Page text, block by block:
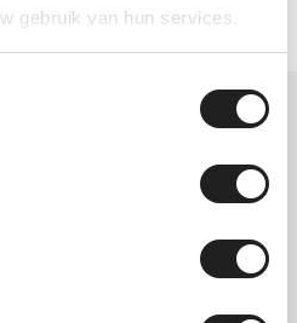
gebruik van hun services.